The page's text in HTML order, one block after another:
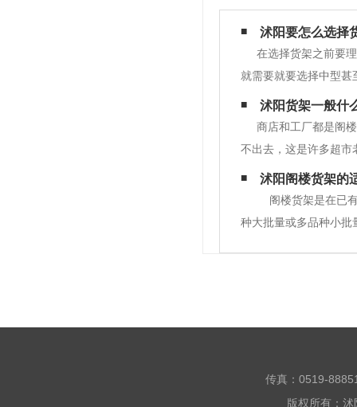
沭阳要怎么选择
在选择货架之前要
就需要就要选择中型甚
等，这些都是考虑因
三类 。轻型货架的使
沭阳货架一般什
商店和工厂都是阁
不出去，这是许多超市
因1.产品选择不对产
需要的口味也不同.包
沭阳阁楼货架的
阁楼货架是在已
种大批量或多品种小批
传真：0519-
版权所有：